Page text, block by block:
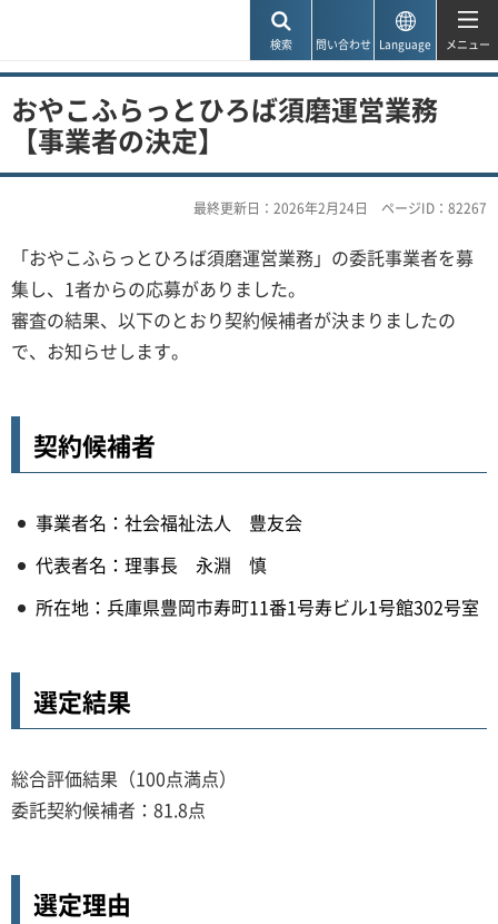
検索 問い合わせ Language メニュー
おやこふらっとひろば須磨運営業務
【事業者の決定】
最終更新日：2026年2月24日 ページID：82267
「おやこふらっとひろば須磨運営業務」の委託事業者を募
集し、1者からの応募がありました。
審査の結果、以下のとおり契約候補者が決まりましたの
で、お知らせします。
契約候補者
事業者名：社会福祉法人 豊友会
代表者名：理事長 永淵 慎
所在地：兵庫県豊岡市寿町11番1号寿ビル1号館302号室
選定結果
総合評価結果（100点満点）
委託契約候補者：81.8点
選定理由